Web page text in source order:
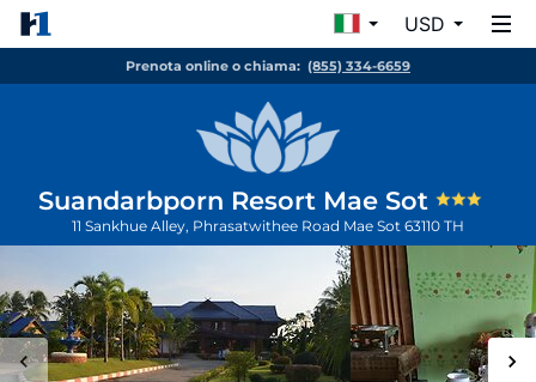
USD
Prenota online o chiama: (855) 334-6659
Suandarbporn Resort Mae Sot
11 Sankhue Alley, Phrasatwithee Road Mae Sot 63110 TH